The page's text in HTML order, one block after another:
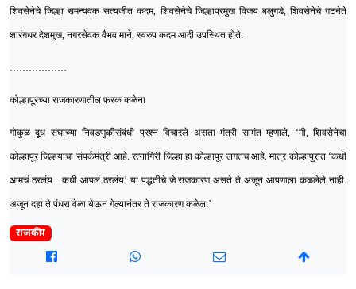
शिवसेनेचे जिल्हा समन्यवक सत्यजीत कदम, शिवसेनेचे जिल्हाप्रमुख विजय बलुगडे, शिवसेनेचे गटनेते
शारंगधर देशमुख, नगरसेवक वैभव माने, स्वरुप कदम आदी उपस्थित होते.
………………
कोल्हापूरच्या राजकारणातील फरक कळेना
गोकुळ दूध संघाच्या निवडणुकीसंबंधी प्रश्न विचारले असता मंत्री सामंत म्हणाले, ‘मी, शिवसेनेचा
कोल्हापूर जिल्हयाचा संपर्कमंत्री आहे. रत्नागिरी जिल्हा हा कोल्हापूर लगतच आहे. मात्र कोल्हापुरात ‘कधी
आमचं ठरलंय…कधी आपलं ठरलंय’ या पद्धतीचे जे राजकारण असते ते अजून आपणाला कळलेले नाही.
अजून दहा ते पंधरा वेळा येऊन गेल्यानंतर ते राजकारण कळेल.’
राजकीय